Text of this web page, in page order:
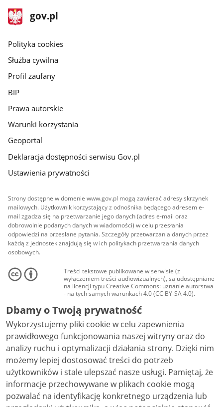
stopka
gov.pl
Strona
gov.pl
gov.pl
Polityka cookies
Służba cywilna
Profil zaufany
BIP
Prawa autorskie
Warunki korzystania
Geoportal
Deklaracja dostępności serwisu Gov.pl
Ustawienia prywatności
Strony dostępne w domenie www.gov.pl mogą zawierać adresy skrzynek
mailowych. Użytkownik korzystający z odnośnika będącego adresem e-
mail zgadza się na przetwarzanie jego danych (adres e-mail oraz
dobrowolnie podanych danych w wiadomości) w celu przesłania
odpowiedzi na przesłane pytania. Szczegóły przetwarzania danych przez
każdą z jednostek znajdują się w ich politykach przetwarzania danych
osobowych.
Treści tekstowe publikowane w serwisie (z
wyłączeniem treści audiowizualnych), są udostępniane
na licencji typu Creative Commons: uznanie autorstwa
- na tych samych warunkach 4.0 (CC BY-SA 4.0).
Materiały audiowizualne, w tym zdjęcia, materiały
audio i wideo, są udostępniane na licencji typu
Creative Commons: uznanie autorstwa użycie
niekomercyjne - bez utworów zależnych 4.0 (CC BY-
NC-ND 4.0), o ile nie jest to stwierdzone inaczej.
Dbamy o Twoją prywatność
Wykorzystujemy pliki cookie w celu zapewnienia
prawidłowego funkcjonowania naszej witryny oraz do
analizy ruchu i optymalizacji działania strony. Dzięki nim
możemy lepiej dostosować treści do potrzeb
użytkowników i stale ulepszać nasze usługi. Pamiętaj, że
informacje przechowywane w plikach cookie mogą
pozwalać na identyfikację konkretnego urządzenia lub